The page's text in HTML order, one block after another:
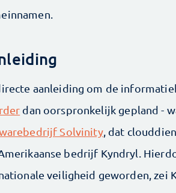
aanleiding om de
dan oorspronkelijk gepland -
Solvinity, dat
bedrijf Kyndryl.
veiligheid geworden, zei